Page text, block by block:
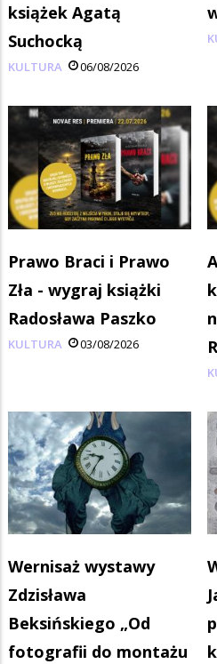
książek Agatą
Suchocką
KULTURA 06/08/2026
Prawo Braci i Prawo
Zła - wygraj książki
Radosława Paszko
KULTURA 03/08/2026
Wernisaż wystawy
Zdzisława
Beksińskiego „Od
fotografii do montażu